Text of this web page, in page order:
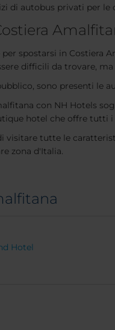
di autobus privati per le
spostarsi in Costiera
difficili da trovare,
sono presenti le
con NH Hotels
hotel che offre tutti
visitare tutte le
zona d'Italia.
Hotel